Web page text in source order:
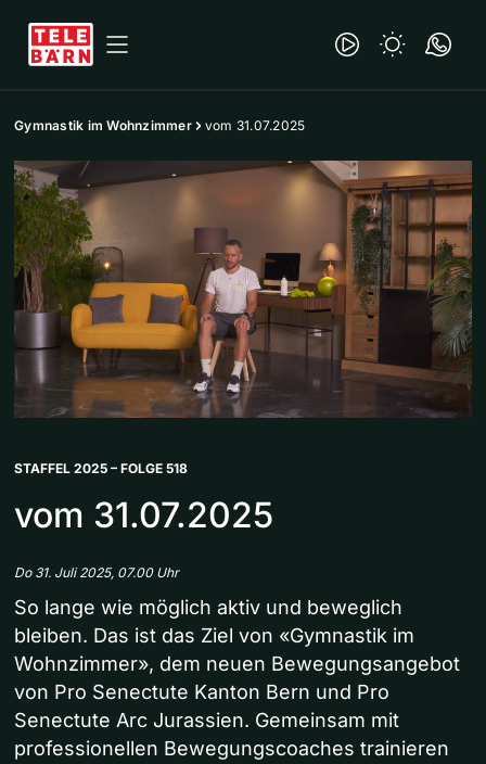
Gymnastik im Wohnzimmer vom 31.07.2025
STAFFEL 2025 – FOLGE 518
vom 31.07.2025
Do 31. Juli 2025, 07.00 Uhr
So lange wie möglich aktiv und beweglich
bleiben. Das ist das Ziel von «Gymnastik im
Wohnzimmer», dem neuen Bewegungsangebot
von Pro Senectute Kanton Bern und Pro
Senectute Arc Jurassien. Gemeinsam mit
professionellen Bewegungscoaches trainieren